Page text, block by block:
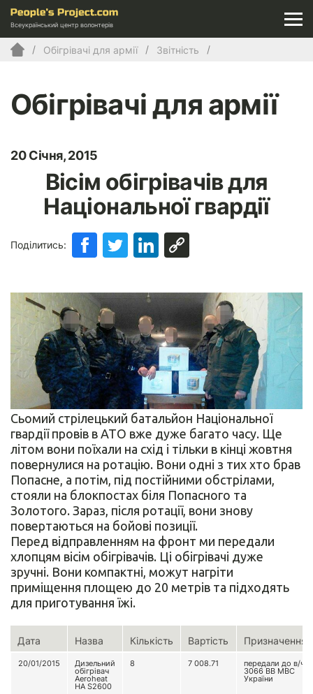
Всеукраїнський центр волонтерів
Обігрівачі для армії Звітність
Обігрівачі для армії
20 Січня, 2015
Вісім обігрівачів для
Національної гвардії
Поділитись:
Сьомий стрілецький батальйон Національної
гвардії провів в АТО вже дуже багато часу. Ще
літом вони поїхали на схід і тільки в кінці жовтня
повернулися на ротацію. Вони одні з тих хто брав
Попасне, а потім, під постійними обстрілами,
стояли на блокпостах біля Попасного та
Золотого. Зараз, після ротації, вони знову
повертаються на бойові позиції.
Перед відправленням на фронт ми передали
хлопцям вісім обігрівачів. Ці обігрівачі дуже
зручні. Вони компактні, можут нагріти
приміщення площею до 20 метрів та підходять
для приготування їжі.
Дата Назва Кількість Вартість Призначення
20/01/2015 Дизельний
обігрівач
Aeroheat
HA S2600
8 7 008.71 передали до в/ч
3066 ВВ МВС
України